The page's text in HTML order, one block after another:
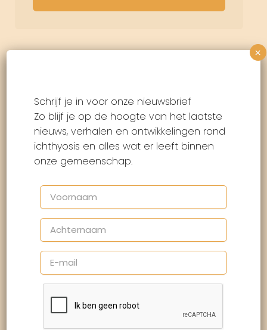
Schrijf je in voor onze nieuwsbrief
Zo blijf je op de hoogte van het laatste
nieuws, verhalen en ontwikkelingen rond
ichthyosis en alles wat er leeft binnen
onze gemeenschap.
×